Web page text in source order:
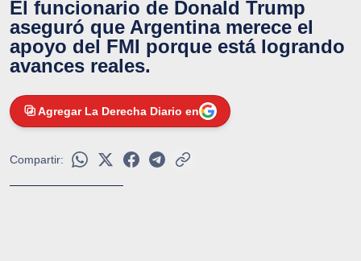
El funcionario de Donald Trump
aseguró que Argentina merece el
apoyo del FMI porque está logrando
avances reales.
Agregar La Derecha Diario en
Compartir: